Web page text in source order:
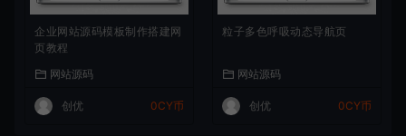
企业网站源码模板制作搭建网
页教程
网站源码
创优 0CY币
粒子多色呼吸动态导航页
网站源码
创优 0CY币